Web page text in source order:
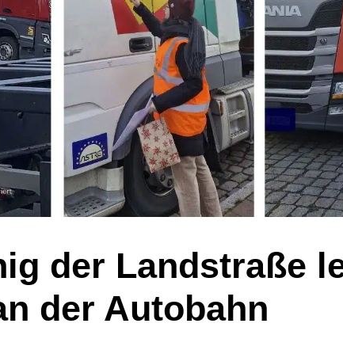
der Landstraße
der Autobahn